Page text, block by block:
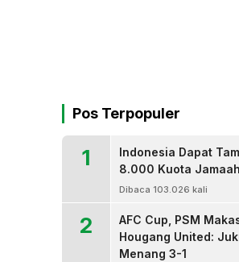
Pos Terpopuler
1
Indonesia Dapat
8.000 Kuota
Dibaca 103.026 kali
2
AFC Cup, PSM
Hougang United:
Menang 3-1